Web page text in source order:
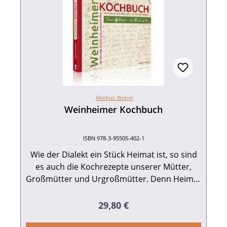
Markus Weber
Weinheimer Kochbuch
ISBN 978-3-95505-402-1
Wie der Dialekt ein Stück Heimat ist, so sind
es auch die Kochrezepte unserer Mütter,
Großmütter und Urgroßmütter. Denn Heimat
Magen und dann direkt ins Herz. Dr. Markus
Regulärer Preis:
29,80 €